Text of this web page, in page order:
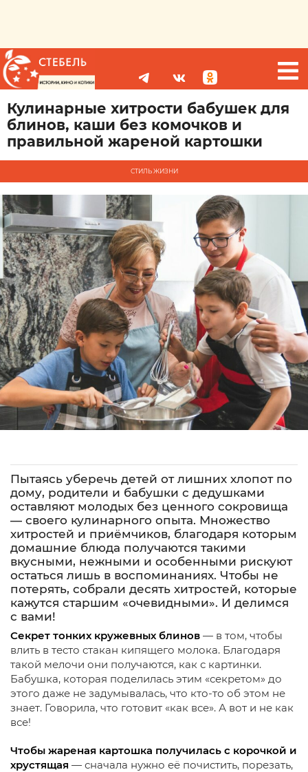
Кулинарные хитрости бабушек для
блинов, каши без комочков и
правильной жареной картошки
СТИЛЬ ЖИЗНИ
Пытаясь уберечь детей от лишних хлопот по
дому, родители и бабушки с дедушками
оставляют молодых без ценного сокровища
— своего кулинарного опыта. Множество
хитростей и приёмчиков, благодаря которым
домашние блюда получаются такими
вкусными, нежными и особенными рискуют
остаться лишь в воспоминаниях. Чтобы не
потерять, собрали десять хитростей, которые
кажутся старшим «очевидными». И делимся
с вами!
Секрет тонких кружевных блинов — в том, чтобы
влить в тесто стакан кипящего молока. Благодаря
такой мелочи они получаются, как с картинки.
Бабушка, которая поделилась этим «секретом» до
этого даже не задумывалась, что кто-то об этом не
знает. Говорила, что готовит «как все». А вот и не как
все!
Чтобы жареная картошка получилась с корочкой и
хрустящая — сначала нужно её почистить, порезать,